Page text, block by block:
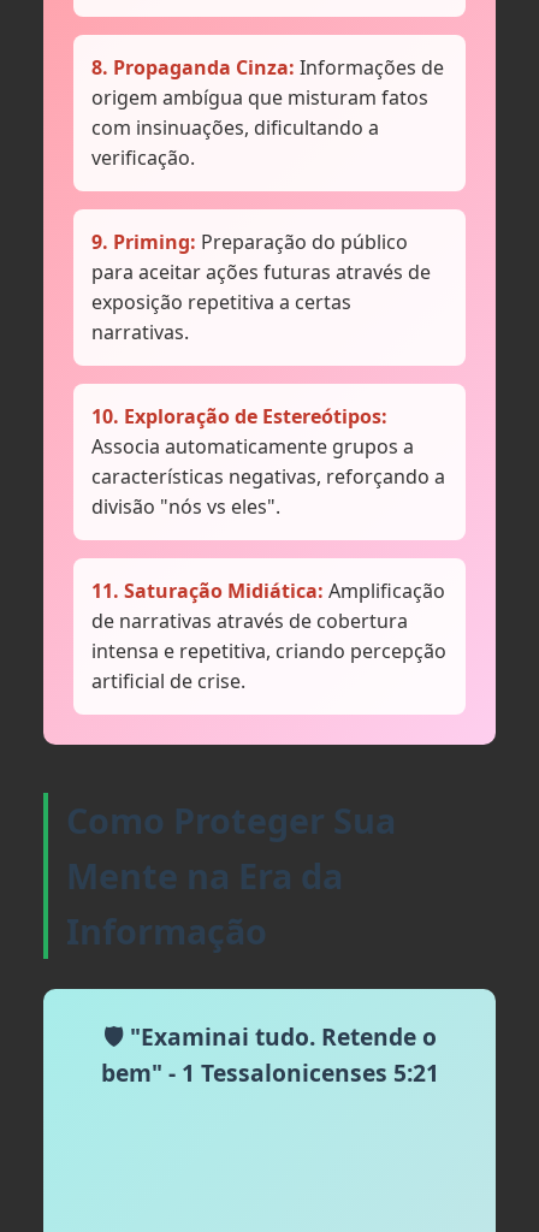
8. Propaganda Cinza: Informações de
origem ambígua que misturam fatos
com insinuações, dificultando a
verificação.
9. Priming: Preparação do público
para aceitar ações futuras através de
exposição repetitiva a certas
narrativas.
10. Exploração de Estereótipos:
Associa automaticamente grupos a
características negativas, reforçando a
divisão "nós vs eles".
11. Saturação Midiática: Amplificação
de narrativas através de cobertura
intensa e repetitiva, criando percepção
artificial de crise.
Como Proteger Sua
Mente na Era da
Informação
🛡️ "Examinai tudo. Retende o
bem" - 1 Tessalonicenses 5:21